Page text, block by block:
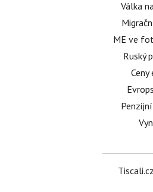
Válka
ME ve
Ruský
Ceny
Tiscali.cz